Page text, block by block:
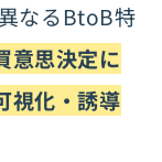
なるBtoB特
意思決定に
視化・誘導